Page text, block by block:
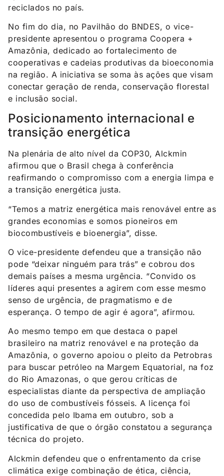
reciclados no país.
No fim do dia, no Pavilhão do BNDES, o vice-
presidente apresentou o programa Coopera +
Amazônia, dedicado ao fortalecimento de
cooperativas e cadeias produtivas da bioeconomia
na região. A iniciativa se soma às ações que visam
conectar geração de renda, conservação florestal
e inclusão social.
Posicionamento internacional e
transição energética
Na plenária de alto nível da COP30, Alckmin
afirmou que o Brasil chega à conferência
reafirmando o compromisso com a energia limpa e
a transição energética justa.
“Temos a matriz energética mais renovável entre as
grandes economias e somos pioneiros em
biocombustíveis e bioenergia”, disse.
O vice-presidente defendeu que a transição não
pode “deixar ninguém para trás” e cobrou dos
demais países a mesma urgência. “Convido os
líderes aqui presentes a agirem com esse mesmo
senso de urgência, de pragmatismo e de
esperança. O tempo de agir é agora”, afirmou.
Ao mesmo tempo em que destaca o papel
brasileiro na matriz renovável e na proteção da
Amazônia, o governo apoiou o pleito da Petrobras
para buscar petróleo na Margem Equatorial, na foz
do Rio Amazonas, o que gerou críticas de
especialistas diante da perspectiva de ampliação
do uso de combustíveis fósseis. A licença foi
concedida pelo Ibama em outubro, sob a
justificativa de que o órgão constatou a segurança
técnica do projeto.
Alckmin defendeu que o enfrentamento da crise
climática exige combinação de ética, ciência,